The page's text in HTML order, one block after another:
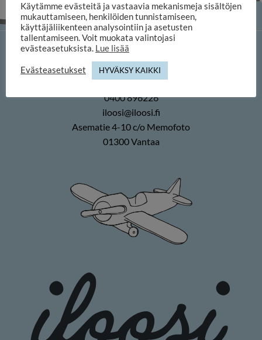
iloosi-verkkokauppa
Memofoto Oy
0400 896226
iloosi@iloosi.fi
Asematie 4-10 c/o Memofoto
01300 Vantaa
Käytämme evästeitä ja vastaavia mekanismeja sisältöjen
mukauttamiseen, henkilöiden tunnistamiseen,
käyttäjäliikenteen analysointiin ja asetusten
tallentamiseen. Voit muokata valintojasi
evästeasetuksista. Lue lisää
Evästeasetukset HYVÄKSY KAIKKI